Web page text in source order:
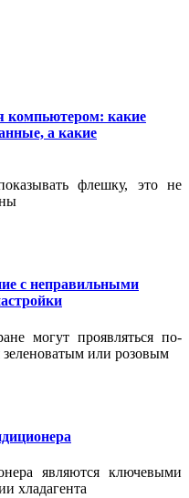
компьютером: какие
а какие
флешку, это не
с неправильными
могут проявляться по-
зеленоватым или розовым
являются ключевыми
хладагента